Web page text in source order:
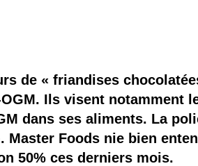
et semence
sont les avantages et les
de « friandises
Ils visent notamment
dans ses aliments. La
Master Foods nie bien
50% ces derniers mois.